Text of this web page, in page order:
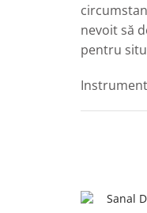
nevoit să
pentru